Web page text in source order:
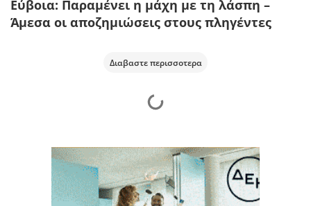
Εύβοια: Παραμένει η μάχη με τη λάσπη –
Άμεσα οι αποζημιώσεις στους πληγέντες
Διαβαστε περισσοτερα